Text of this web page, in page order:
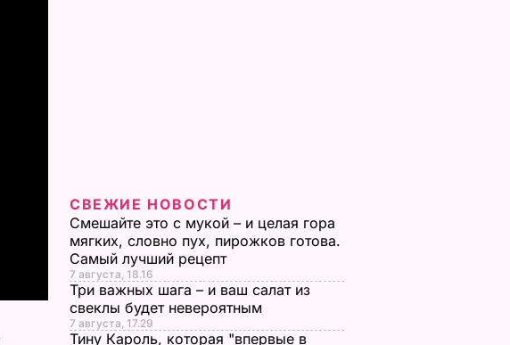
СВЕЖИЕ НОВОСТИ
Смешайте это с мукой – и целая гора
мягких, словно пух, пирожков готова.
Самый лучший рецепт
7 августа, 18.16
Три важных шага – и ваш салат из
свеклы будет невероятным
7 августа, 17.29
Тину Кароль, которая "впервые в